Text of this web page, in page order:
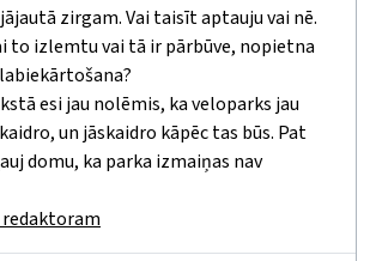
zirgam. Vai taisīt aptauju vai nē.
to izlemtu vai tā ir pārbūve, nopietna
esi jau nolēmis, ka veloparks jau
un jāskaidro kāpēc tas būs. Pat
domu, ka parka izmaiņas nav